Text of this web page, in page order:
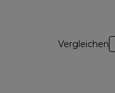
Vergleichen